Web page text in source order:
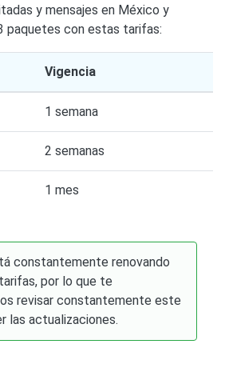
y mensajes en México y
paquetes con estas tarifas:
Vigencia
1 semana
2 semanas
1 mes
constantemente renovando
por lo que te
revisar constantemente este
las actualizaciones.